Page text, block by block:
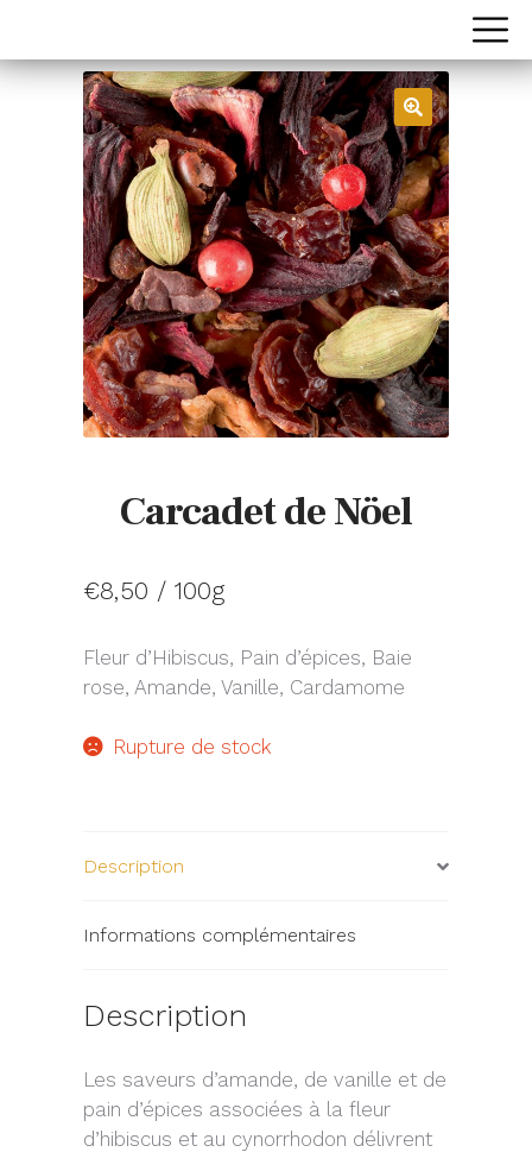
Carcadet de Nöel
€8,50 / 100g
Fleur d’Hibiscus, Pain d’épices, Baie
rose, Amande, Vanille, Cardamome
Rupture de stock
Description
Informations complémentaires
Description
Les saveurs d’amande, de vanille et de
pain d’épices associées à la fleur
d’hibiscus et au cynorrhodon délivrent